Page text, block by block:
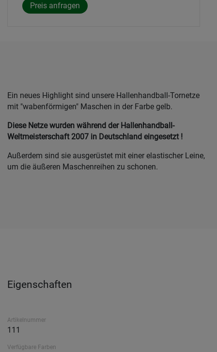
Ein neues Highlight sind unsere Hallenhandball-Tornetze
mit "wabenförmigen" Maschen in der Farbe gelb.
Diese Netze wurden während der Hallenhandball-
Weltmeisterschaft 2007 in Deutschland eingesetzt !
Außerdem sind sie ausgerüstet mit einer elastischer Leine,
um die äußeren Maschenreihen zu schonen.
Eigenschaften
Artikelnummer
111
Verfügbare Farben